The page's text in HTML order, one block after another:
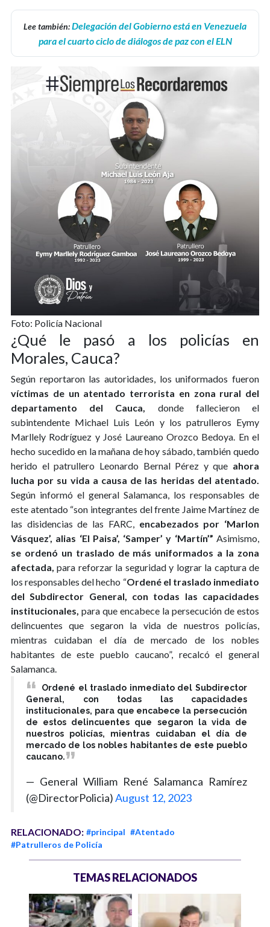
Lee también:Delegación del Gobierno está en Venezuela
para el cuarto ciclo de diálogos de paz con el ELN
Foto: Policía Nacional
¿Qué le pasó a los policías en
Morales, Cauca?
Según reportaron las autoridades, los uniformados fueron
víctimas de un atentado terrorista en zona rural del
departamento del Cauca, donde fallecieron el
subintendente Michael Luis León y los patrulleros Eymy
Marllely Rodríguez y José Laureano Orozco Bedoya. En el
hecho sucedido en la mañana de hoy sábado, también quedo
herido el patrullero Leonardo Bernal Pérez y que ahora
lucha por su vida a causa de las heridas del atentado.
Según informó el general Salamanca, los responsables de
este atentado “son integrantes del frente Jaime Martínez de
las disidencias de las FARC, encabezados por ‘Marlon
Vásquez’, alias ‘El Paisa’, ‘Samper’ y ‘Martín’” Asimismo,
se ordenó un traslado de más uniformados a la zona
afectada, para reforzar la seguridad y lograr la captura de
los responsables del hecho “Ordené el traslado inmediato
del Subdirector General, con todas las capacidades
institucionales, para que encabece la persecución de estos
delincuentes que segaron la vida de nuestros policías,
mientras cuidaban el día de mercado de los nobles
habitantes de este pueblo caucano”, recalcó el general
Salamanca.
Ordené el traslado inmediato del Subdirector
General, con todas las capacidades
institucionales, para que encabece la persecución
de estos delincuentes que segaron la vida de
nuestros policías, mientras cuidaban el día de
mercado de los nobles habitantes de este pueblo
caucano.
— General William René Salamanca Ramírez
(@DirectorPolicia)August 12, 2023
RELACIONADO: #principal #Atentado
#Patrulleros de Policía
TEMAS RELACIONADOS